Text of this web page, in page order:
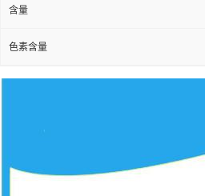
含量
色素含量